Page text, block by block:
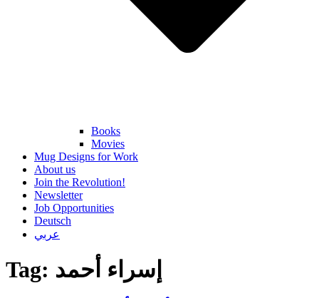
Books
Movies
Mug Designs for Work
About us
Join the Revolution!
Newsletter
Job Opportunities
Deutsch
عربي
Tag: إسراء أحمد